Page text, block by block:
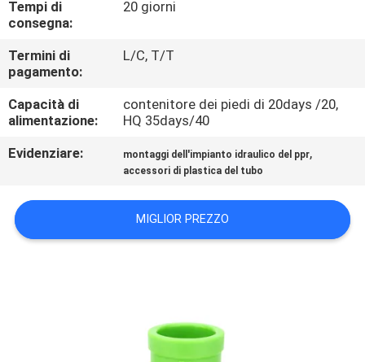
CASI
MAPPA
SITO
NORME
SULLA
Tempi di
consegna:
20 giorni
Termini di
pagamento:
L/C, T/T
Capacità di
alimentazione:
contenitore dei piedi di 20days /20,
HQ 35days/40
Evidenziare:
montaggi dell'impianto idraulico del ppr,
accessori di plastica del tubo
MIGLIOR PREZZO